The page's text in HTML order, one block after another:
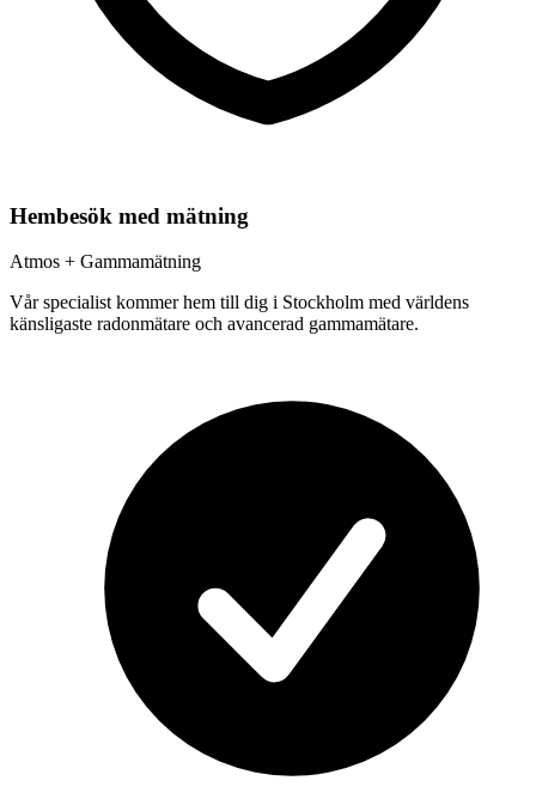
Hembesök med mätning
Atmos + Gammamätning
Vår specialist kommer hem till dig i Stockholm med världens
känsligaste radonmätare och avancerad gammamätare.